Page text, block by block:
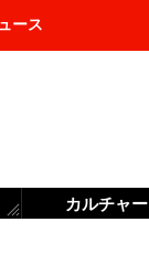
ース
カルチャー